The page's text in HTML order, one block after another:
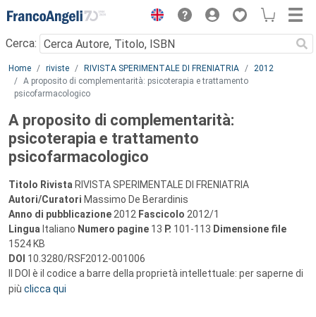
Menu
Cerca:
Main content
Home riviste RIVISTA SPERIMENTALE DI FRENIATRIA
2012
A proposito di complementarità: psicoterapia e trattamento
psicofarmacologico
A proposito di complementarità:
psicoterapia e trattamento
psicofarmacologico
Titolo Rivista RIVISTA SPERIMENTALE DI FRENIATRIA
Autori/Curatori Massimo De Berardinis
Anno di pubblicazione 2012 Fascicolo 2012/1
Lingua Italiano Numero pagine 13 P. 101-113 Dimensione file
1524 KB
DOI 10.3280/RSF2012-001006
Il DOI è il codice a barre della proprietà intellettuale: per saperne di
più clicca qui